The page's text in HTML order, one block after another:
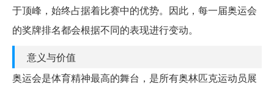
于顶峰，始终占据着比赛中的优势。因此，每一届奥运会
的奖牌排名都会根据不同的表现进行变动。
意义与价值
奥运会是体育精神最高的舞台，是所有奥林匹克运动员展